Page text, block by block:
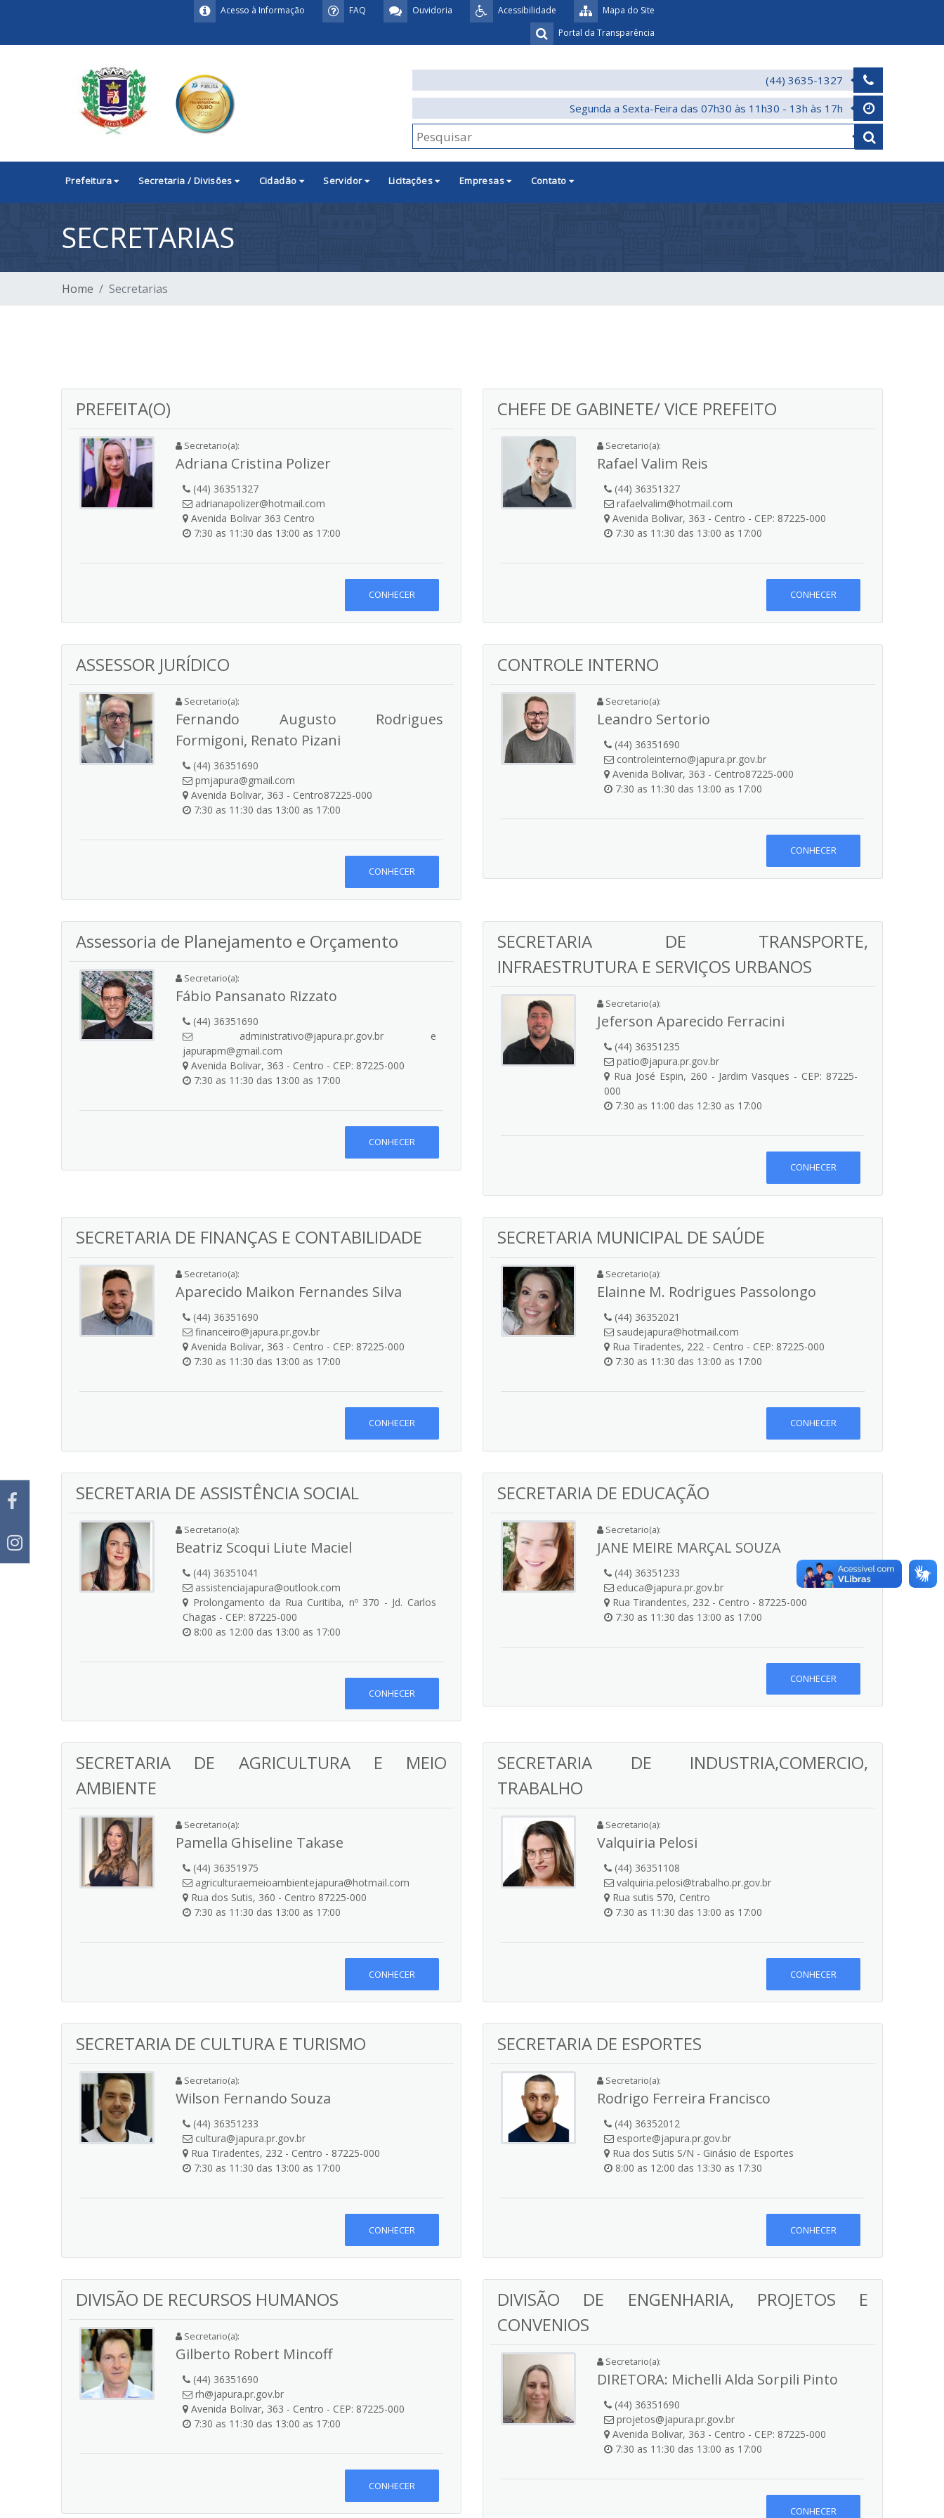
Mapa do Site
Acessibilidade
Ouvidoria
FAQ
Acesso à Informação
Portal da Transparência
(44) 3635-1327
Segunda a Sexta-Feira das 07h30 às 11h30 - 13h às 17h
Prefeitura Secretaria / Divisões Cidadão Servidor Licitações Empresas Contato
SECRETARIAS
Home Secretarias
PREFEITA(O)
Secretario(a):
Adriana Cristina Polizer
(44) 36351327
adrianapolizer@hotmail.com
Avenida Bolivar 363 Centro
7:30 as 11:30 das 13:00 as 17:00
CONHECER
CHEFE DE GABINETE/ VICE PREFEITO
Secretario(a):
Rafael Valim Reis
(44) 36351327
rafaelvalim@hotmail.com
Avenida Bolivar, 363 - Centro - CEP: 87225-000
7:30 as 11:30 das 13:00 as 17:00
CONHECER
ASSESSOR JURÍDICO
Secretario(a):
Fernando Augusto Rodrigues
Formigoni, Renato Pizani
(44) 36351690
pmjapura@gmail.com
Avenida Bolivar, 363 - Centro87225-000
7:30 as 11:30 das 13:00 as 17:00
CONHECER
CONTROLE INTERNO
Secretario(a):
Leandro Sertorio
(44) 36351690
controleinterno@japura.pr.gov.br
Avenida Bolivar, 363 - Centro87225-000
7:30 as 11:30 das 13:00 as 17:00
CONHECER
Assessoria de Planejamento e Orçamento
Secretario(a):
Fábio Pansanato Rizzato
(44) 36351690
administrativo@japura.pr.gov.br e
japurapm@gmail.com
Avenida Bolivar, 363 - Centro - CEP: 87225-000
7:30 as 11:30 das 13:00 as 17:00
CONHECER
SECRETARIA DE TRANSPORTE,
INFRAESTRUTURA E SERVIÇOS URBANOS
Secretario(a):
Jeferson Aparecido Ferracini
(44) 36351235
patio@japura.pr.gov.br
Rua José Espin, 260 - Jardim Vasques - CEP: 87225-
000
7:30 as 11:00 das 12:30 as 17:00
CONHECER
SECRETARIA DE FINANÇAS E CONTABILIDADE
Secretario(a):
Aparecido Maikon Fernandes Silva
(44) 36351690
financeiro@japura.pr.gov.br
Avenida Bolivar, 363 - Centro - CEP: 87225-000
7:30 as 11:30 das 13:00 as 17:00
CONHECER
SECRETARIA MUNICIPAL DE SAÚDE
Secretario(a):
Elainne M. Rodrigues Passolongo
(44) 36352021
saudejapura@hotmail.com
Rua Tiradentes, 222 - Centro - CEP: 87225-000
7:30 as 11:30 das 13:00 as 17:00
CONHECER
SECRETARIA DE ASSISTÊNCIA SOCIAL
Secretario(a):
Beatriz Scoqui Liute Maciel
(44) 36351041
assistenciajapura@outlook.com
Prolongamento da Rua Curitiba, nº 370 - Jd. Carlos
Chagas - CEP: 87225-000
8:00 as 12:00 das 13:00 as 17:00
CONHECER
SECRETARIA DE EDUCAÇÃO
Secretario(a):
JANE MEIRE MARÇAL SOUZA
(44) 36351233
educa@japura.pr.gov.br
Rua Tirandentes, 232 - Centro - 87225-000
7:30 as 11:30 das 13:00 as 17:00
CONHECER
SECRETARIA DE AGRICULTURA E MEIO
AMBIENTE
Secretario(a):
Pamella Ghiseline Takase
(44) 36351975
agriculturaemeioambientejapura@hotmail.com
Rua dos Sutis, 360 - Centro 87225-000
7:30 as 11:30 das 13:00 as 17:00
CONHECER
SECRETARIA DE INDUSTRIA,COMERCIO,
TRABALHO
Secretario(a):
Valquiria Pelosi
(44) 36351108
valquiria.pelosi@trabalho.pr.gov.br
Rua sutis 570, Centro
7:30 as 11:30 das 13:00 as 17:00
CONHECER
SECRETARIA DE CULTURA E TURISMO
Secretario(a):
Wilson Fernando Souza
(44) 36351233
cultura@japura.pr.gov.br
Rua Tiradentes, 232 - Centro - 87225-000
7:30 as 11:30 das 13:00 as 17:00
CONHECER
SECRETARIA DE ESPORTES
Secretario(a):
Rodrigo Ferreira Francisco
(44) 36352012
esporte@japura.pr.gov.br
Rua dos Sutis S/N - Ginásio de Esportes
8:00 as 12:00 das 13:30 as 17:30
CONHECER
DIVISÃO DE RECURSOS HUMANOS
Secretario(a):
Gilberto Robert Mincoff
(44) 36351690
rh@japura.pr.gov.br
Avenida Bolivar, 363 - Centro - CEP: 87225-000
7:30 as 11:30 das 13:00 as 17:00
CONHECER
DIVISÃO DE ENGENHARIA, PROJETOS E
CONVENIOS
Secretario(a):
DIRETORA: Michelli Alda Sorpili Pinto
(44) 36351690
projetos@japura.pr.gov.br
Avenida Bolivar, 363 - Centro - CEP: 87225-000
7:30 as 11:30 das 13:00 as 17:00
CONHECER